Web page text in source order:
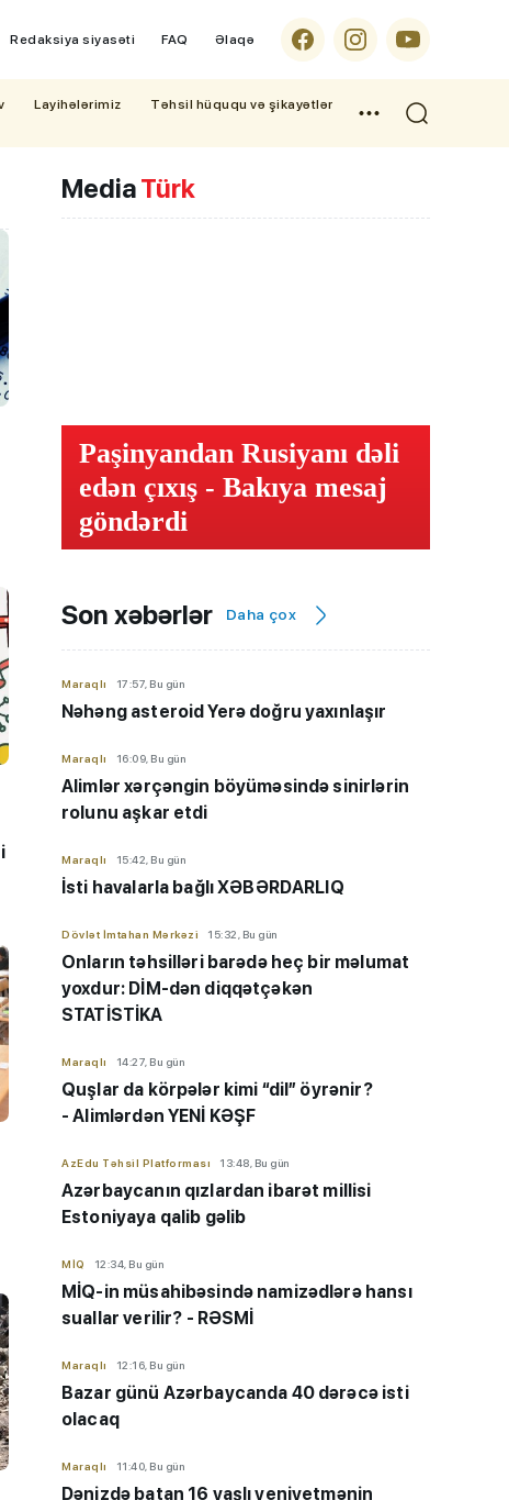
Redaksiya siyasəti FAQ Əlaqə
Layihələrimiz
Təhsil hüququ və şikayətlər
MediaTürk
Paşinyandan Rusiyanı dəli
edən çıxış - Bakıya mesaj
göndərdi
Son xəbərlər Daha çox
Maraqlı 17:57, Bu gün
Nəhəng asteroid Yerə doğru yaxınlaşır
Maraqlı 16:09, Bu gün
Alimlər xərçəngin böyüməsində sinirlərin
rolunu aşkar etdi
Maraqlı 15:42, Bu gün
İsti havalarla bağlı XƏBƏRDARLIQ
Dövlət İmtahan Mərkəzi 15:32, Bu gün
Onların təhsilləri barədə heç bir məlumat
yoxdur: DİM-dən diqqətçəkən
STATİSTİKA
Maraqlı 14:27, Bu gün
Quşlar da körpələr kimi “dil” öyrənir?
- Alimlərdən YENİ KƏŞF
AzEdu Təhsil Platforması 13:48, Bu gün
Azərbaycanın qızlardan ibarət millisi
Estoniyaya qalib gəlib
MİQ 12:34, Bu gün
MİQ-in müsahibəsində namizədlərə hansı
suallar verilir? - RƏSMİ
Maraqlı 12:16, Bu gün
Bazar günü Azərbaycanda 40 dərəcə isti
olacaq
Maraqlı 11:40, Bu gün
Dənizdə batan 16 yaşlı yeniyetmənin